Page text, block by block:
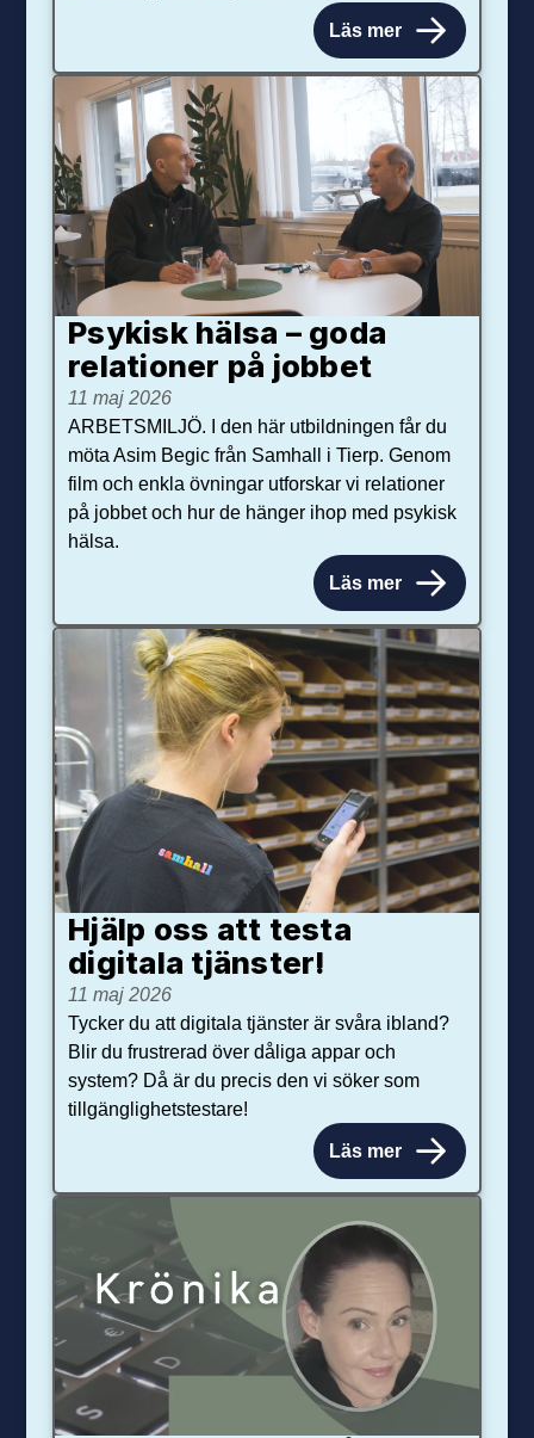
Läs mer
Psykisk hälsa – goda
relationer på jobbet
11 maj 2026
ARBETSMILJÖ. I den här utbildningen får du
möta Asim Begic från Samhall i Tierp. Genom
film och enkla övningar utforskar vi relationer
på jobbet och hur de hänger ihop med psykisk
hälsa.
Läs mer
Hjälp oss att testa
digitala tjänster!
11 maj 2026
Tycker du att digitala tjänster är svåra ibland?
Blir du frustrerad över dåliga appar och
system? Då är du precis den vi söker som
tillgänglighetstestare!
Läs mer